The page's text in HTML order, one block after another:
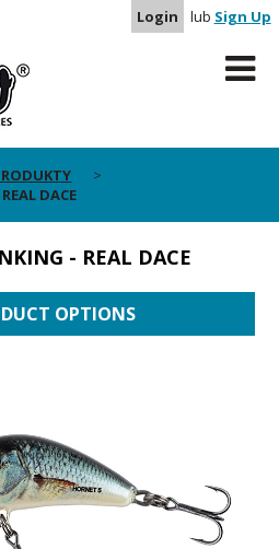
Login lub Sign Up
DACE
- REAL DACE
OPTIONS